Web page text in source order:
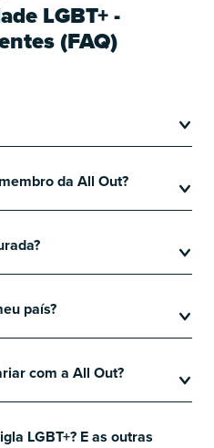
LGBT+ -
(FAQ)
da All Out?
país?
com a All Out?
LGBT+? E as outras